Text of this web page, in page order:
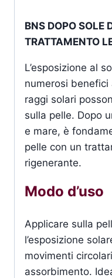
BNS DOPO
TRATTAMENTO
L’esposizione al
numerosi benefici
raggi solari
sulla pelle. Dopo
e mare, è
pelle con un
rigenerante.
Modo d’uso
Applicare sulla
l’esposizione
movimenti
assorbimento.